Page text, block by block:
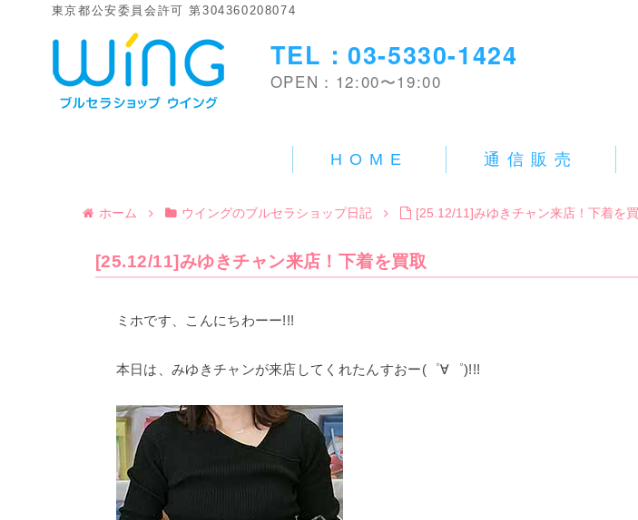
東京都公安委員会許可 第304360208074
TEL：03-5330-1424
OPEN：12:00〜19:00
HOME 通信販売
ホーム ウイングのブルセラショップ日記 [25.12/11]みゆきチャン来店！下着を
[25.12/11]みゆきチャン来店！下着を買取
ミホです、こんにちわーー!!!
本日は、みゆきチャンが来店してくれたんすおー(゜∀゜)!!!